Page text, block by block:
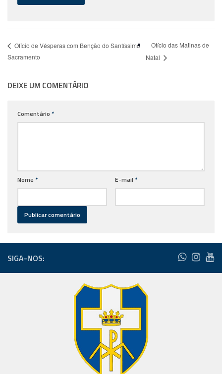
Ofício de Vésperas com Benção do Santíssimo
Sacramento
Ofício das Matinas de
Natal
DEIXE UM COMENTÁRIO
Comentário *
Nome * E-mail *
SIGA-NOS: